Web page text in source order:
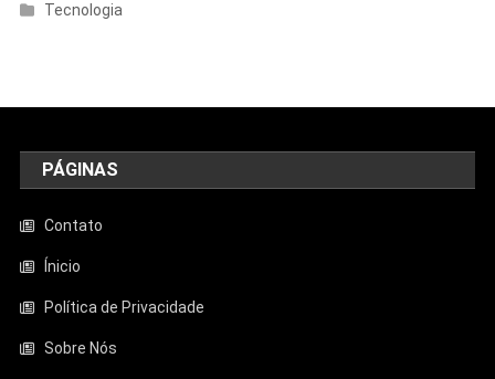
Tecnologia
PÁGINAS
Contato
Ínicio
Política de Privacidade
Sobre Nós